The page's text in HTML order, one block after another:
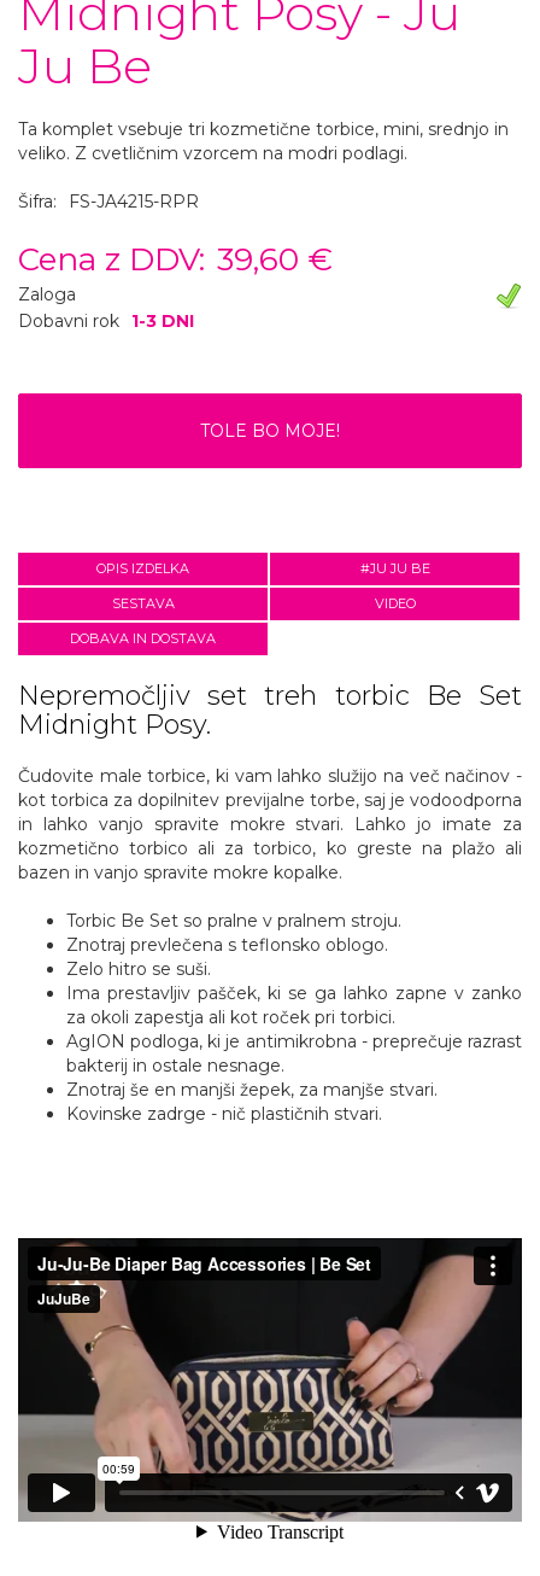
Midnight Posy - Ju
Ju Be
Ta komplet vsebuje tri kozmetične torbice, mini, srednjo in
veliko. Z cvetličnim vzorcem na modri podlagi.
Šifra: FS-JA4215-RPR
Cena z DDV: 39,60 €
Zaloga
Dobavni rok
1-3 DNI
TOLE BO MOJE!
OPIS IZDELKA #JU JU BE
SESTAVA VIDEO
DOBAVA IN DOSTAVA
Nepremočljiv set treh torbic Be Set
Midnight Posy.
Čudovite male torbice, ki vam lahko služijo na več načinov -
kot torbica za dopilnitev previjalne torbe, saj je vodoodporna
in lahko vanjo spravite mokre stvari. Lahko jo imate za
kozmetično torbico ali za torbico, ko greste na plažo ali
bazen in vanjo spravite mokre kopalke.
Torbic Be Set so pralne v pralnem stroju.
Znotraj prevlečena s teflonsko oblogo.
Zelo hitro se suši.
Ima prestavljiv pašček, ki se ga lahko zapne v zanko
za okoli zapestja ali kot roček pri torbici.
AgION podloga, ki je antimikrobna - preprečuje razrast
bakterij in ostale nesnage.
Znotraj še en manjši žepek, za manjše stvari.
Kovinske zadrge - nič plastičnih stvari.